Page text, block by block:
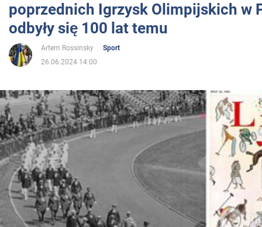
Rozrywka
Życie
Polityka
Społeczeństwo
Wojna na Ukrainie
Świat
poprzednich Igrzysk Olimpijskich w
odbyły się 100 lat temu
Artem Rossinsky
Sport
26.06.2024 14:00